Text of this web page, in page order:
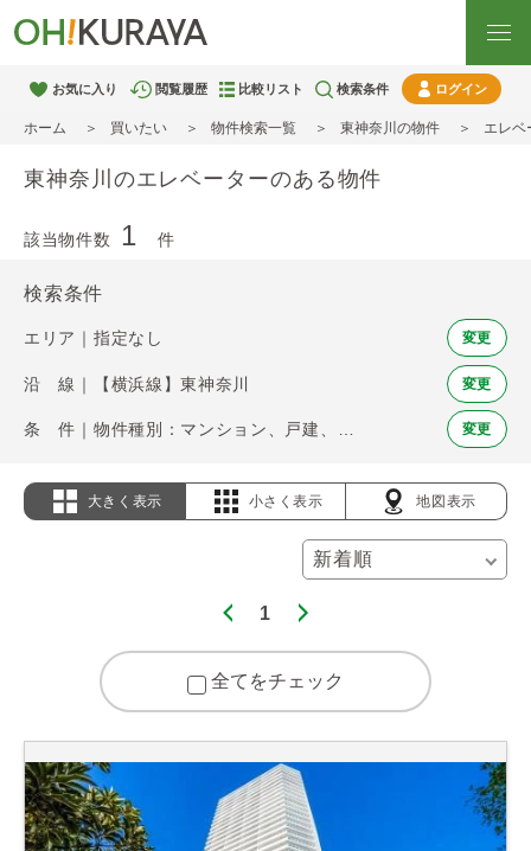
お気に入り 閲覧履歴 比較リスト 検索条件 ログイン
ホーム 買いたい 物件検索一覧 東神奈川の物件 エレベ
東神奈川のエレベーターのある物件
該当物件数 1 件
検索条件
エリア｜指定なし 変更
沿 線｜【横浜線】東神奈川 変更
変更
大きく表示 小さく表示 地図表示
1
全てをチェック